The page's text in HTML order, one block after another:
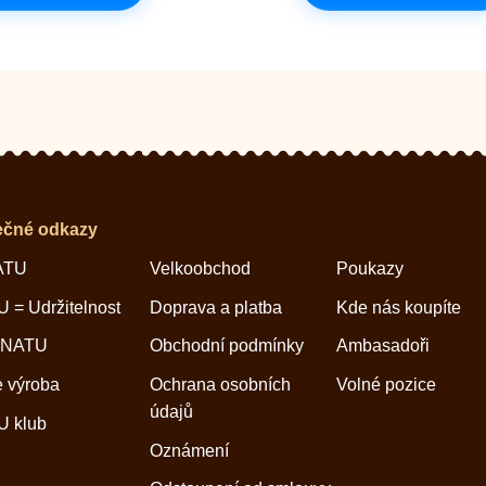
odkazy
= Udržitelnost
výroba
klub
Velkoobchod
Doprava a platba
Obchodní podmínky
Ochrana osobních
údajů
Oznámení
Poukazy
Kde nás koupíte
Ambasadoři
Volné pozice